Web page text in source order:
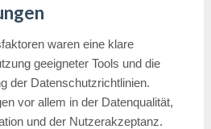
waren eine klare
geeigneter Tools und die
der Datenschutzrichtlinien.
vor allem in der Datenqualität,
und der Nutzerakzeptanz.